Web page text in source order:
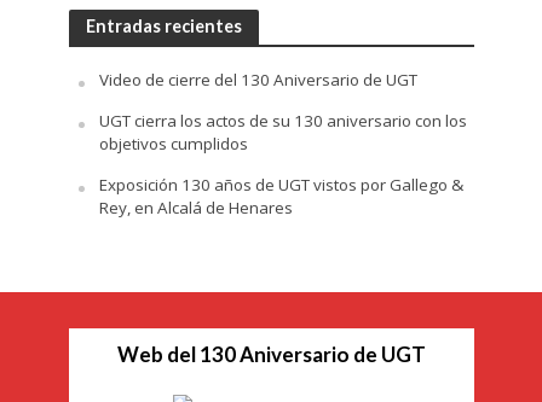
Entradas recientes
Video de cierre del 130 Aniversario de UGT
UGT cierra los actos de su 130 aniversario con los
objetivos cumplidos
Exposición 130 años de UGT vistos por Gallego &
Rey, en Alcalá de Henares
Web del 130 Aniversario de UGT